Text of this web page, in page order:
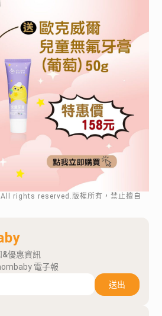
All rights reserved.版權所有，禁止擅自
優惠資訊
電子報
送出